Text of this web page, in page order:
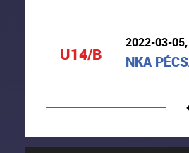
U14/B
2022-03-05,
NKA